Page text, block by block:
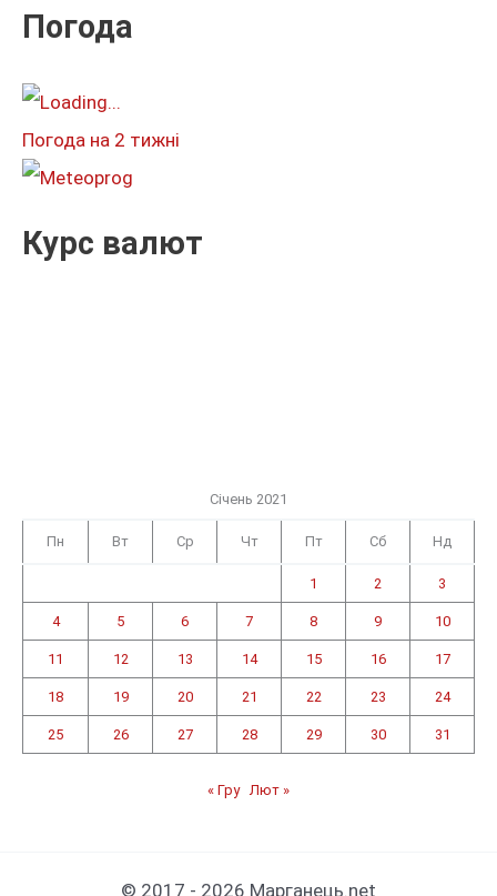
к
т
:
Погода
Погода на 2 тижні
Курс валют
Січень 2021
Пн Вт Ср Чт Пт Сб Нд
1 2 3
4 5 6 7 8 9 10
11 12 13 14 15 16 17
18 19 20 21 22 23 24
25 26 27 28 29 30 31
« Гру Лют »
© 2017 - 2026 Марганець.net